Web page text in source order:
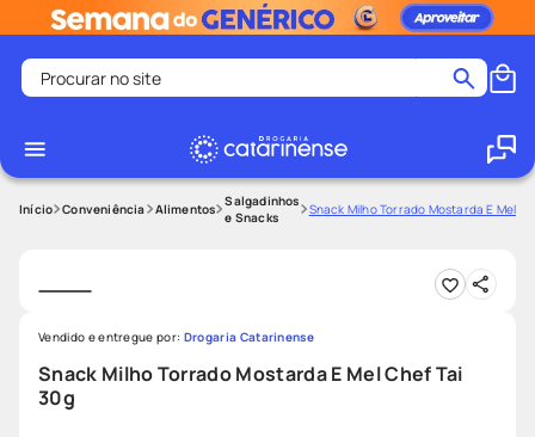
Procurar no site
1
2 º
medley
7º
Conveniência Alimentos
Salgadinhos
e Snacks
Snack Milho Torrado Mostarda E Mel
Snack Milho Torrado Mostarda E Mel Chef Tai
30g
Vendido e entregue por: Drogaria Catarinense